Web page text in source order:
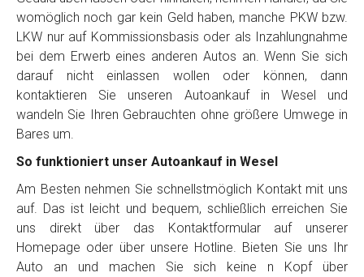
womöglich noch gar kein Geld haben, manche PKW bzw.
LKW nur auf Kommissionsbasis oder als Inzahlungnahme
bei dem Erwerb eines anderen Autos an. Wenn Sie sich
darauf nicht einlassen wollen oder können, dann
kontaktieren Sie unseren Autoankauf in Wesel und
wandeln Sie Ihren Gebrauchten ohne größere Umwege in
Bares um.
So funktioniert unser Autoankauf in Wesel
Am Besten nehmen Sie schnellstmöglich Kontakt mit uns
auf. Das ist leicht und bequem, schließlich erreichen Sie
uns direkt über das Kontaktformular auf unserer
Homepage oder über unsere Hotline. Bieten Sie uns Ihr
Auto an und machen Sie sich keine n Kopf über